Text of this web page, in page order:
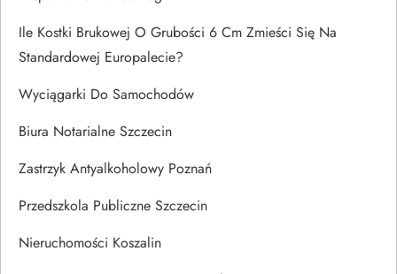
Ile Kostki Brukowej O Grubości 6 Cm Zmieści Się Na
Standardowej Europalecie?
Wyciągarki Do Samochodów
Biura Notarialne Szczecin
Zastrzyk Antyalkoholowy Poznań
Przedszkola Publiczne Szczecin
Nieruchomości Koszalin